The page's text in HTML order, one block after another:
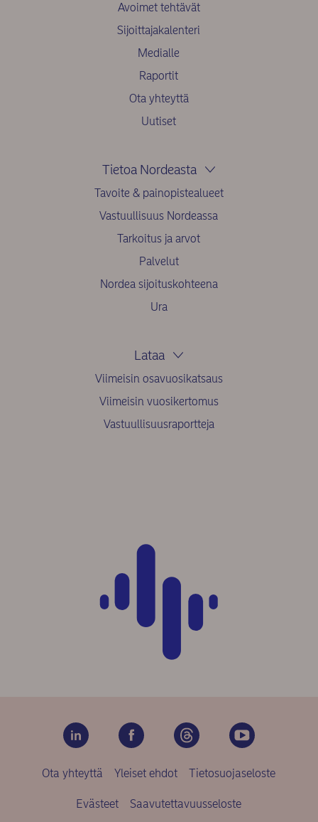
Avoimet tehtävät
Sijoittajakalenteri
Medialle
Raportit
Ota yhteyttä
Uutiset
Tietoa Nordeasta
Tavoite & painopistealueet
Vastuullisuus Nordeassa
Tarkoitus ja arvot
Palvelut
Nordea sijoituskohteena
Ura
Lataa
Viimeisin osavuosikatsaus
Viimeisin vuosikertomus
Vastuullisuusraportteja
Ota yhteyttä Yleiset ehdot Tietosuojaseloste
Evästeet Saavutettavuusseloste